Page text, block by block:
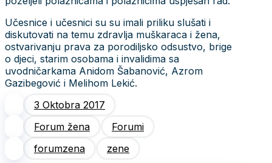
Učesnice i učesnici su su imali priliku slušati i
diskutovati na temu zdravlja muškaraca i žena,
ostvarivanju prava za porodiljsko odsustvo, brige
o djeci, starim osobama i invalidima sa
uvodničarkama Anidom Šabanović, Azrom
Gazibegović i Melihom Lekić.
3 Oktobra 2017
Forum žena
Forumi
forumzena
zene